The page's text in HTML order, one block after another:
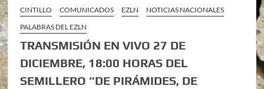
CINTILLO COMUNICADOS EZLN
NOTICIAS NACIONALES
PALABRAS DEL EZLN
TRANSMISIÓN EN VIVO 27 DE
DICIEMBRE, 18:00 HORAS DEL
SEMILLERO “DE PIRÁMIDES, DE